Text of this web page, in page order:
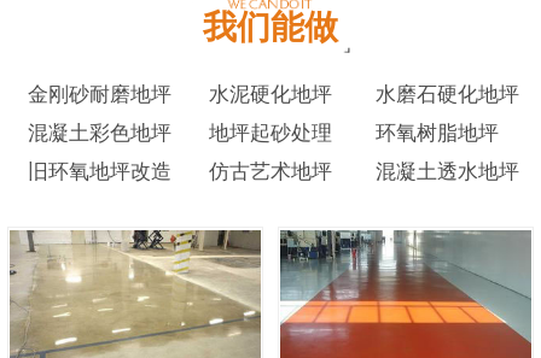
我们能做
金刚砂耐磨地坪 水泥硬化地坪
水磨石硬化地坪
混凝土彩色地坪
地坪起砂处理
环氧树脂地坪
旧环氧地坪改造
仿古艺术地坪 混凝土透水地坪